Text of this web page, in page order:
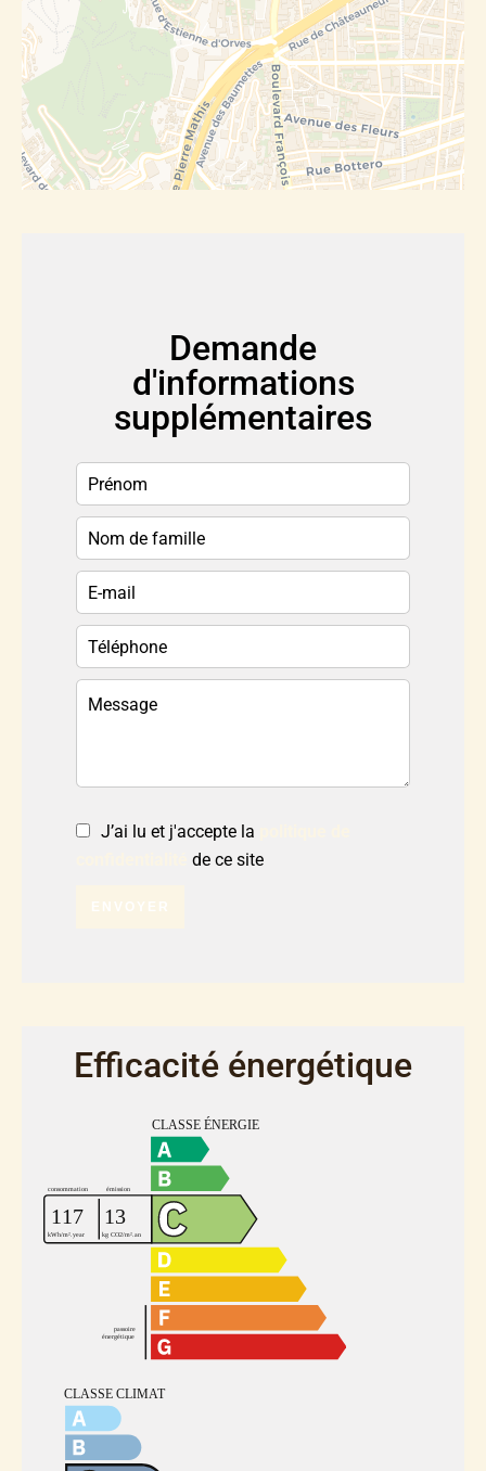
Demande
d'informations
supplémentaires
J’ai lu et j'accepte la
de ce site
ENVOYER
Efficacité énergétique